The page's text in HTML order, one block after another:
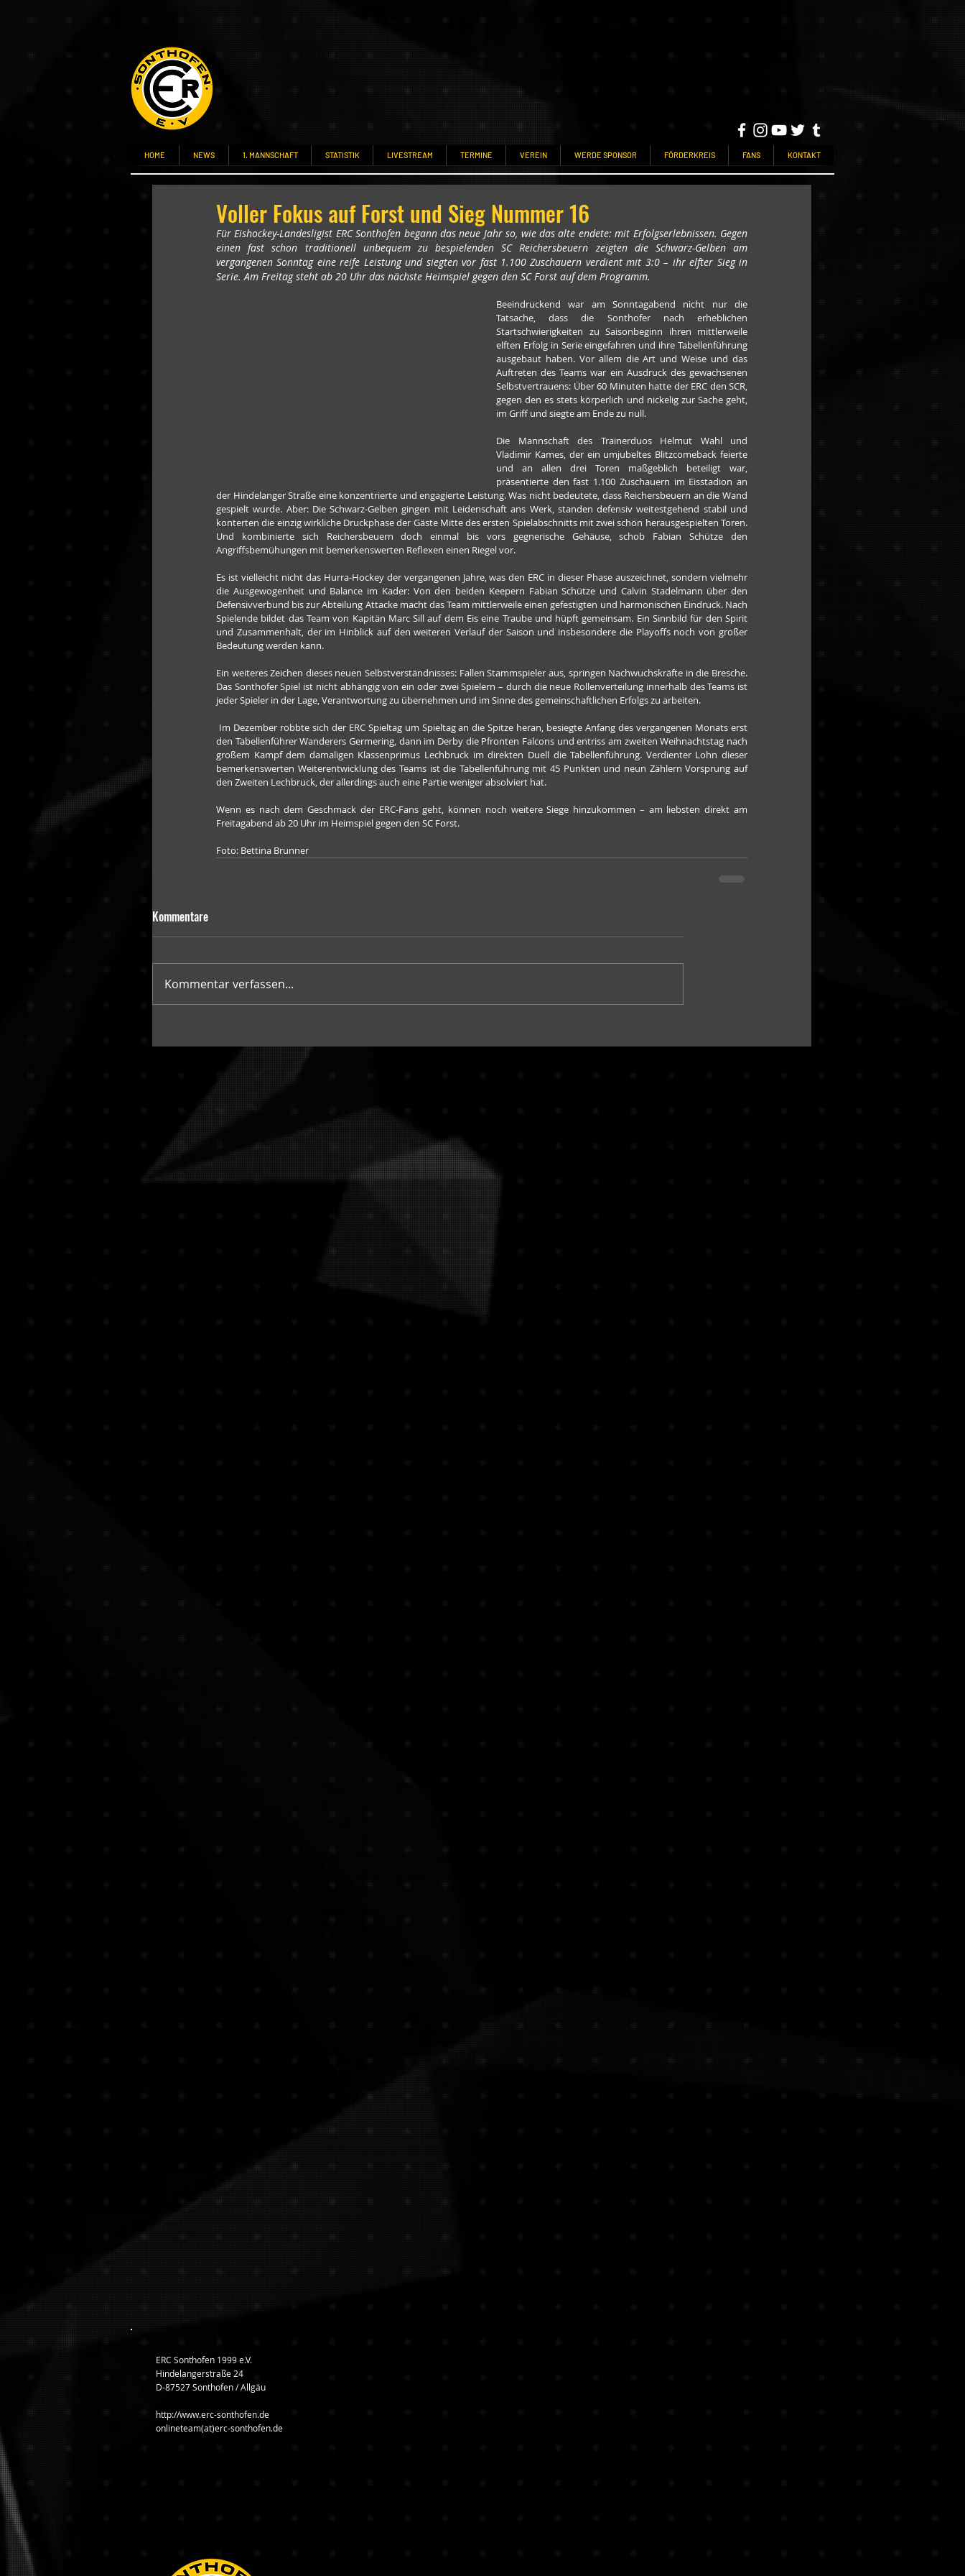
HOME NEWS 1. MANNSCHAFT STATISTIK LIVESTREAM TERMINE VEREIN WERDE SPONSOR FÖRDERKREIS FANS KONTAKT
Voller Fokus auf Forst und Sieg Nummer 16
Für Eishockey-Landesligist ERC Sonthofen begann das neue Jahr so, wie das alte endete: mit Erfolgserlebnissen. Gegen
einen fast schon traditionell unbequem zu bespielenden SC Reichersbeuern zeigten die Schwarz-Gelben am
vergangenen Sonntag eine reife Leistung und siegten vor fast 1.100 Zuschauern verdient mit 3:0 – ihr elfter Sieg in
Serie. Am Freitag steht ab 20 Uhr das nächste Heimspiel gegen den SC Forst auf dem Programm.
Beeindruckend war am Sonntagabend nicht nur die
Tatsache, dass die Sonthofer nach erheblichen
Startschwierigkeiten zu Saisonbeginn ihren mittlerweile
elften Erfolg in Serie eingefahren und ihre Tabellenführung
ausgebaut haben. Vor allem die Art und Weise und das
Auftreten des Teams war ein Ausdruck des gewachsenen
Selbstvertrauens: Über 60 Minuten hatte der ERC den SCR,
gegen den es stets körperlich und nickelig zur Sache geht,
im Griff und siegte am Ende zu null.
Die Mannschaft des Trainerduos Helmut Wahl und
Vladimir Kames, der ein umjubeltes Blitzcomeback feierte
und an allen drei Toren maßgeblich beteiligt war,
präsentierte den fast 1.100 Zuschauern im Eisstadion an
der Hindelanger Straße eine konzentrierte und engagierte Leistung. Was nicht bedeutete, dass Reichersbeuern an die Wand
gespielt wurde. Aber: Die Schwarz-Gelben gingen mit Leidenschaft ans Werk, standen defensiv weitestgehend stabil und
konterten die einzig wirkliche Druckphase der Gäste Mitte des ersten Spielabschnitts mit zwei schön herausgespielten Toren.
Und kombinierte sich Reichersbeuern doch einmal bis vors gegnerische Gehäuse, schob Fabian Schütze den
Angriffsbemühungen mit bemerkenswerten Reflexen einen Riegel vor.
Es ist vielleicht nicht das Hurra-Hockey der vergangenen Jahre, was den ERC in dieser Phase auszeichnet, sondern vielmehr
die Ausgewogenheit und Balance im Kader: Von den beiden Keepern Fabian Schütze und Calvin Stadelmann über den
Defensivverbund bis zur Abteilung Attacke macht das Team mittlerweile einen gefestigten und harmonischen Eindruck. Nach
Spielende bildet das Team von Kapitän Marc Sill auf dem Eis eine Traube und hüpft gemeinsam. Ein Sinnbild für den Spirit
und Zusammenhalt, der im Hinblick auf den weiteren Verlauf der Saison und insbesondere die Playoffs noch von großer
Bedeutung werden kann.
Ein weiteres Zeichen dieses neuen Selbstverständnisses: Fallen Stammspieler aus, springen Nachwuchskräfte in die Bresche.
Das Sonthofer Spiel ist nicht abhängig von ein oder zwei Spielern – durch die neue Rollenverteilung innerhalb des Teams ist
jeder Spieler in der Lage, Verantwortung zu übernehmen und im Sinne des gemeinschaftlichen Erfolgs zu arbeiten.
den Tabellenführer Wanderers Germering, dann im Derby die Pfronten Falcons und entriss am zweiten Weihnachtstag nach
großem Kampf dem damaligen Klassenprimus Lechbruck im direkten Duell die Tabellenführung. Verdienter Lohn dieser
bemerkenswerten Weiterentwicklung des Teams ist die Tabellenführung mit 45 Punkten und neun Zählern Vorsprung auf
den Zweiten Lechbruck, der allerdings auch eine Partie weniger absolviert hat.
Wenn es nach dem Geschmack der ERC-Fans geht, können noch weitere Siege hinzukommen – am liebsten direkt am
Freitagabend ab 20 Uhr im Heimspiel gegen den SC Forst.
Foto: Bettina Brunner
Kommentare
Kommentar verfassen...
ERC Sonthofen 1999 e.V.
Hindelangerstraße 24
D-87527 Sonthofen / Allgäu
http://www.erc-sonthofen.de
onlineteam(at)erc-sonthofen.de